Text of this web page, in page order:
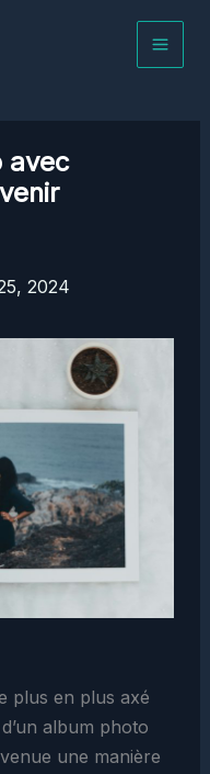
avec
2024
plus en plus axé
album photo
une manière